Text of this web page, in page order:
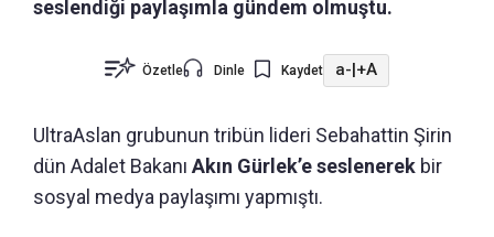
seslendiği paylaşımla gündem olmuştu.
Özetle Dinle Kaydet a-|+A
UltraAslan grubunun tribün lideri Sebahattin Şirin
dün Adalet Bakanı Akın Gürlek’e seslenerek bir
sosyal medya paylaşımı yapmıştı.